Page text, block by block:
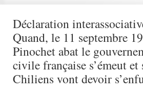
Déclaration
Quand, le 11 septembre
Pinochet abat le
civile française s’émeut
Chiliens vont devoir